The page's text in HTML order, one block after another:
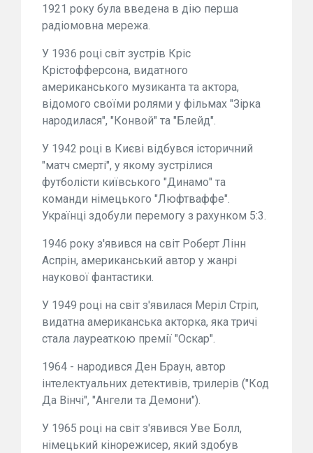
1921 року була введена в дію перша
радіомовна мережа.
У 1936 році світ зустрів Кріс
Крістофферсона, видатного
американського музиканта та актора,
відомого своїми ролями у фільмах "Зірка
народилася", "Конвой" та "Блейд".
У 1942 році в Києві відбувся історичний
"матч смерті", у якому зустрілися
футболісти київського "Динамо" та
команди німецького "Люфтваффе".
Українці здобули перемогу з рахунком 5:3.
1946 року з'явився на світ Роберт Лінн
Аспрін, американський автор у жанрі
наукової фантастики.
У 1949 році на світ з'явилася Меріл Стріп,
видатна американська акторка, яка тричі
стала лауреаткою премії "Оскар".
1964 - народився Ден Браун, автор
інтелектуальних детективів, трилерів ("Код
Да Вінчі", "Ангели та Демони").
У 1965 році на світ з'явився Уве Болл,
німецький кінорежисер, який здобув